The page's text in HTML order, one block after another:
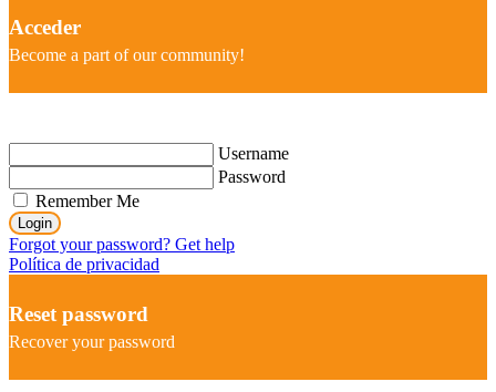
Acceder
Become a part of our community!
Username
Password
Remember Me
Login
Forgot your password? Get help
Política de privacidad
Reset password
Recover your password